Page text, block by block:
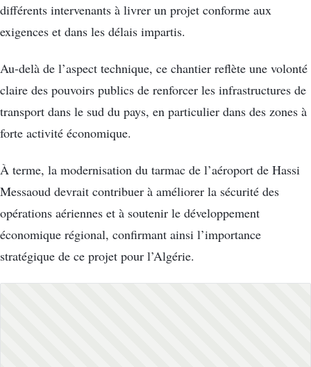
différents intervenants à livrer un projet conforme aux
exigences et dans les délais impartis.
Au-delà de l’aspect technique, ce chantier reflète une volonté
claire des pouvoirs publics de renforcer les infrastructures de
transport dans le sud du pays, en particulier dans des zones à
forte activité économique.
À terme, la modernisation du tarmac de l’aéroport de Hassi
Messaoud devrait contribuer à améliorer la sécurité des
opérations aériennes et à soutenir le développement
économique régional, confirmant ainsi l’importance
stratégique de ce projet pour l’Algérie.